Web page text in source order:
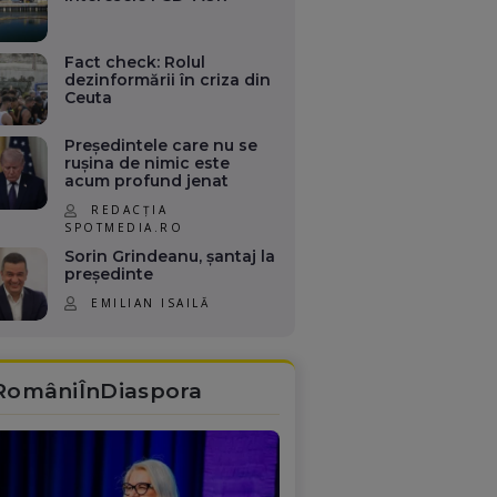
Fact check: Rolul
dezinformării în criza din
Ceuta
Președintele care nu se
rușina de nimic este
acum profund jenat
REDACȚIA
SPOTMEDIA.RO
Sorin Grindeanu, șantaj la
președinte
EMILIAN ISAILĂ